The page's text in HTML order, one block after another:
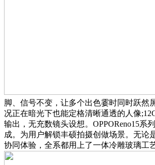
脚、信号不变，让多个出色霎时同时跃然
况正在暗光下也能定格清晰通透的人像
输出，无充数镜头设想。OPPOReno15
成。为用户解锁丰硕拍摄创做场景。无论
协同体验，全系都用上了一体冷雕玻璃工